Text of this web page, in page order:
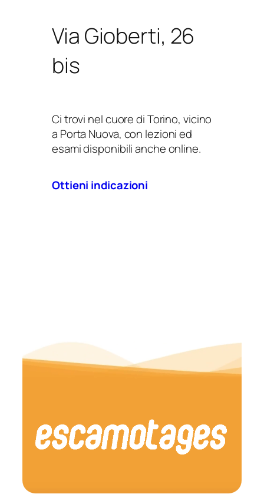
Via Gioberti, 26
bis
Ci trovi nel cuore di Torino, vicino
a Porta Nuova, con lezioni ed
esami disponibili anche online.
Ottieni indicazioni